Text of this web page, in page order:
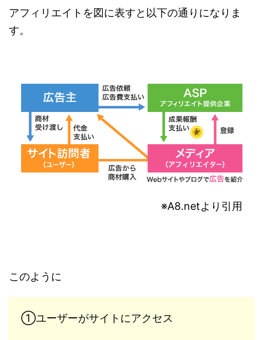
アフィリエイトを図に表すと以下の通りになりま
す。
※A8.netより引用
このように
①ユーザーがサイトにアクセス